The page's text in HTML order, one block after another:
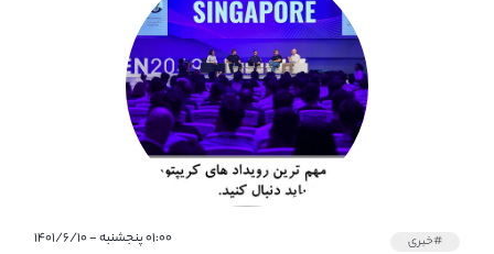
#خبری ۰۱:۰۰ پنجشنبه - ۱۴۰۱/۶/۱۰